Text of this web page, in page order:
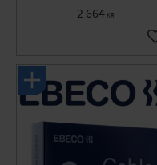
2 664 KR